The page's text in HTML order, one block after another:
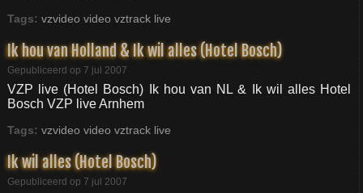
Tags: vzvideo video vztrack live
Ik hou van Holland & Ik wil alles (Hotel Bosch)
Gepubliceerd op 7 jul 2007
VZP live (Hotel Bosch) Ik hou van NL & Ik wil alles Hotel
Bosch VZP live Arnhem
Tags: vzvideo video vztrack live
Ik wil alles (Hotel Bosch)
Gepubliceerd op 7 jul 2007